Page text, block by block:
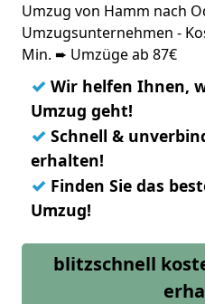
Umzug von Hamm nach
Umzugsunternehmen -
Min. ➨ Umzüge ab 87€
✓ Wir helfen Ihnen,
Umzug geht!
✓ Schnell &
erhalten!
✓ Finden Sie das
Umzug!
blitzschnell